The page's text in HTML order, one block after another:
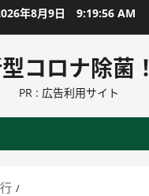
年8月9日 9:19:58 AM
コロナ除菌！
PR : 広告利用サイト